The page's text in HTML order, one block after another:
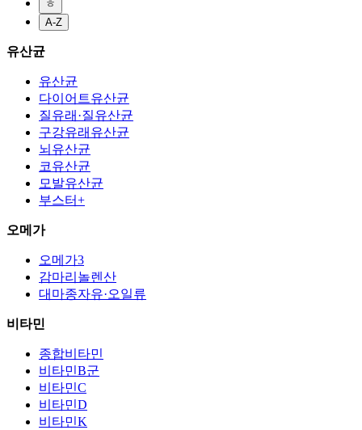
ㅎ
A-Z
유산균
유산균
다이어트유산균
질유래·질유산균
구강유래유산균
뇌유산균
코유산균
모발유산균
부스터+
오메가
오메가3
감마리놀렌산
대마종자유·오일류
비타민
종합비타민
비타민B군
비타민C
비타민D
비타민K